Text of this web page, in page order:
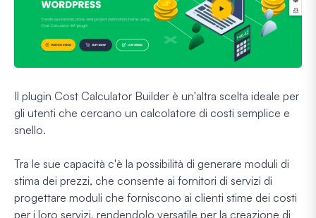
Il plugin Cost Calculator Builder è un'altra scelta ideale per
gli utenti che cercano un calcolatore di costi semplice e
snello.
Tra le sue capacità c'è la possibilità di generare moduli di
stima dei prezzi, che consente ai fornitori di servizi di
progettare moduli che forniscono ai clienti stime dei costi
per i loro servizi, rendendolo versatile per la creazione di